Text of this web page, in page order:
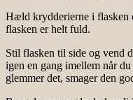
Hæld krydderierne i flasken
flasken er helt fuld.
Stil flasken til side og vend
igen en gang imellem når
glemmer det, smager den